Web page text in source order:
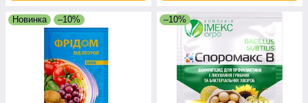
Новинка –10% –10%